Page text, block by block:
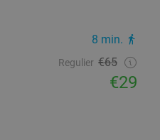
8 min.
Regulier €65
€29